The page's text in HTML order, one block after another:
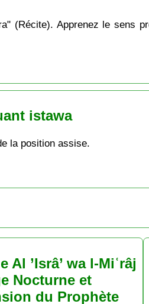
istawa
la position assise.
Al ’Isrâ’ wa l-Miʿrâj
Nocturne et
du Prophète